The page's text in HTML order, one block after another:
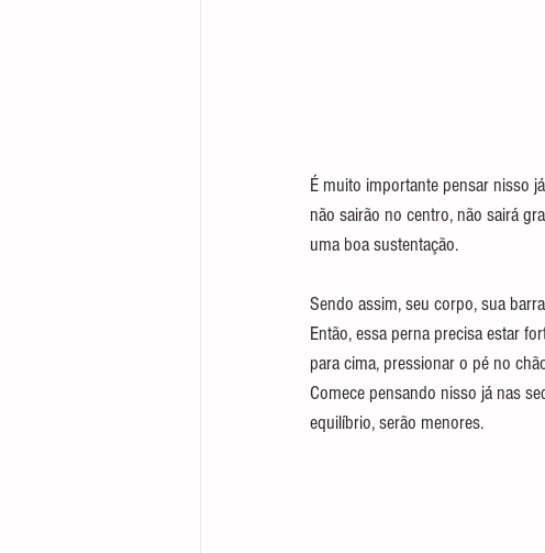
É muito importante pensar nisso
não sairão no centro, não sairá
uma boa sustentação.
Sendo assim, seu corpo, sua
Então, essa perna precisa estar
para cima, pressionar o pé no
Comece pensando nisso já nas
equilíbrio, serão menores.